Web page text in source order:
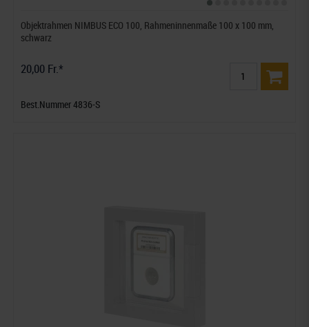
Objektrahmen NIMBUS ECO 100, Rahmeninnenmaße 100 x 100 mm,
schwarz
20,00 Fr.*
Best.Nummer 4836-S